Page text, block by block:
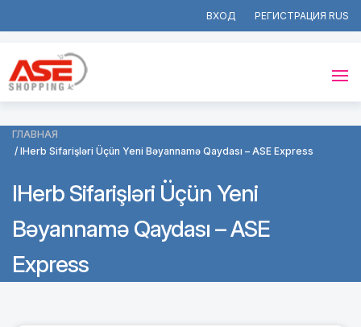
ВХОД РЕГИСТРАЦИЯ
ГЛАВНАЯ
IHerb Sifarişləri Üçün Yeni Bəyannamə Qaydası – ASE Express
IHerb Sifarişləri Üçün Yeni
Bəyannamə Qaydası – ASE
Express